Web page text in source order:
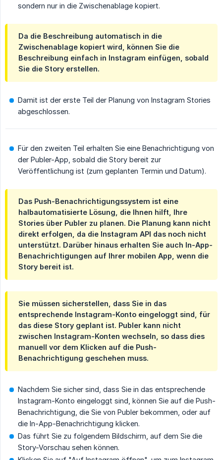
sondern nur in die Zwischenablage kopiert.
Da die Beschreibung automatisch in die
Zwischenablage kopiert wird, können Sie die
Beschreibung einfach in Instagram einfügen, sobald
Sie die Story erstellen.
Damit ist der erste Teil der Planung von Instagram Stories
abgeschlossen.
Für den zweiten Teil erhalten Sie eine Benachrichtigung von
der Publer-App, sobald die Story bereit zur
Veröffentlichung ist (zum geplanten Termin und Datum).
Das Push-Benachrichtigungssystem ist eine
halbautomatisierte Lösung, die Ihnen hilft, Ihre
Stories über Publer zu planen. Die Planung kann nicht
direkt erfolgen, da die Instagram API das noch nicht
unterstützt. Darüber hinaus erhalten Sie auch In-App-
Benachrichtigungen auf Ihrer mobilen App, wenn die
Story bereit ist.
Sie müssen sicherstellen, dass Sie in das
entsprechende Instagram-Konto eingeloggt sind, für
das diese Story geplant ist. Publer kann nicht
zwischen Instagram-Konten wechseln, so dass dies
manuell vor dem Klicken auf die Push-
Benachrichtigung geschehen muss.
Nachdem Sie sicher sind, dass Sie in das entsprechende
Instagram-Konto eingeloggt sind, können Sie auf die Push-
Benachrichtigung, die Sie von Publer bekommen, oder auf
die In-App-Benachrichtigung klicken.
Das führt Sie zu folgendem Bildschirm, auf dem Sie die
Story-Vorschau sehen können.